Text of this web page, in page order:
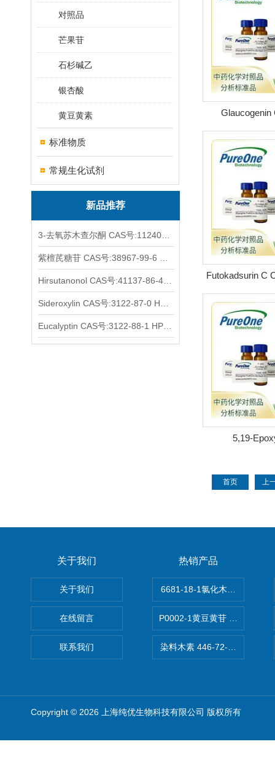
对照品
芒果苷
石杉碱乙
银杏酸
黄豆黄素
标准物质
常规生化试剂
新品推荐
Glaucogenin
thevetoside CAS
Futokadsurin C
91-7
5,19-
ol
首页 上
关于我们
关于我们
在线留言
联系我们
热销产品
6681-18-1氯化木兰花碱
P0002-1黄豆黄苷 40246-10-
染料木素 446-72-0
Copyright © 2026 上海纯优生物科技有限公司 版权所有